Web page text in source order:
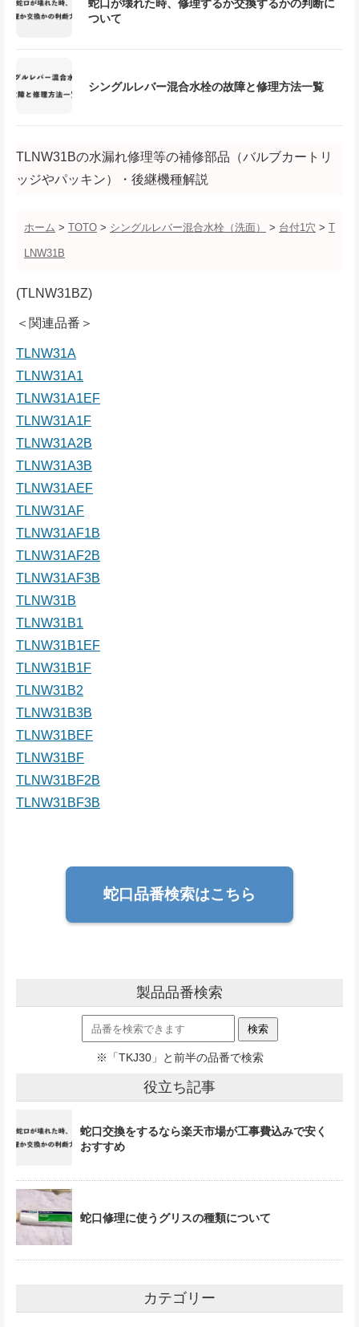
蛇口が壊れた時、修理するか交換するかの判断に
ついて
シングルレバー混合水栓の故障と修理方法一覧
TLNW31Bの水漏れ修理等の補修部品（バルブカートリ
ッジやパッキン）・後継機種解説
ホーム > TOTO > シングルレバー混合水栓（洗面） > 台付1穴 > T
LNW31B
(TLNW31BZ)
＜関連品番＞
TLNW31A
TLNW31A1
TLNW31A1EF
TLNW31A1F
TLNW31A2B
TLNW31A3B
TLNW31AEF
TLNW31AF
TLNW31AF1B
TLNW31AF2B
TLNW31AF3B
TLNW31B
TLNW31B1
TLNW31B1EF
TLNW31B1F
TLNW31B2
TLNW31B3B
TLNW31BEF
TLNW31BF
TLNW31BF2B
TLNW31BF3B
蛇口品番検索はこちら
製品品番検索
※「TKJ30」と前半の品番で検索
役立ち記事
蛇口交換をするなら楽天市場が工事費込みで安く
おすすめ
蛇口修理に使うグリスの種類について
カテゴリー